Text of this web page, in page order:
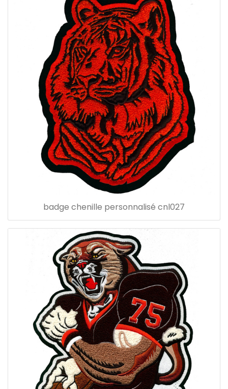
badge chenille personnalisé cnl027